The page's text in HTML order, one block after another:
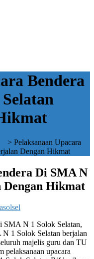
Bendera
> Pelaksanaan Upacara
Dengan Hikmat
Di SMA N
Dengan Hikmat
SMA N 1 Solok Selatan,
1 Solok Selatan berjalan
majelis guru dan TU
pelaksanaan upacara